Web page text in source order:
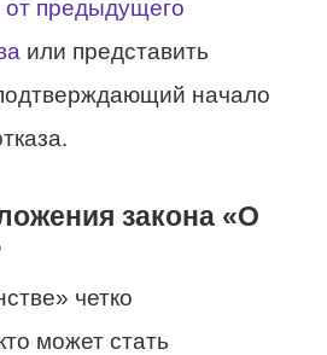
от предыдущего
или представить
начало
закона «О
четко
может стать